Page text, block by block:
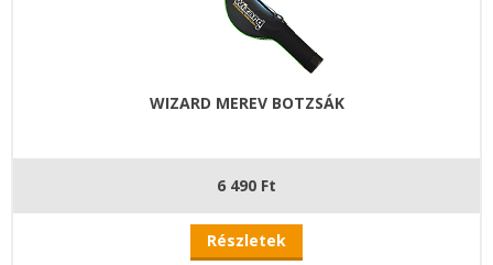
WIZARD MEREV BOTZSÁK
6 490 Ft
Részletek